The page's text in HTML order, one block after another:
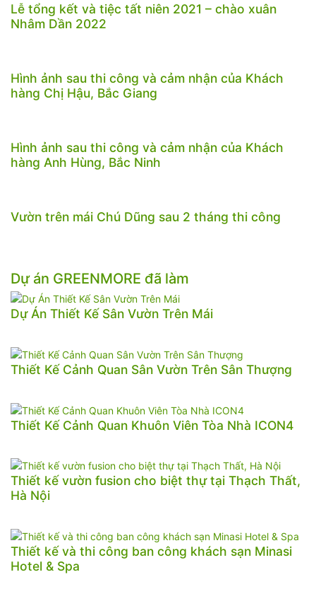
Lễ tổng kết và tiệc tất niên 2021 – chào xuân
Nhâm Dần 2022
Hình ảnh sau thi công và cảm nhận của Khách
hàng Chị Hậu, Bắc Giang
Hình ảnh sau thi công và cảm nhận của Khách
hàng Anh Hùng, Bắc Ninh
Vườn trên mái Chú Dũng sau 2 tháng thi công
Dự án GREENMORE đã làm
Dự Án Thiết Kế Sân Vườn Trên Mái
Thiết Kế Cảnh Quan Sân Vườn Trên Sân Thượng
Thiết Kế Cảnh Quan Khuôn Viên Tòa Nhà ICON4
Thiết kế vườn fusion cho biệt thự tại Thạch Thất,
Hà Nội
Thiết kế và thi công ban công khách sạn Minasi
Hotel & Spa